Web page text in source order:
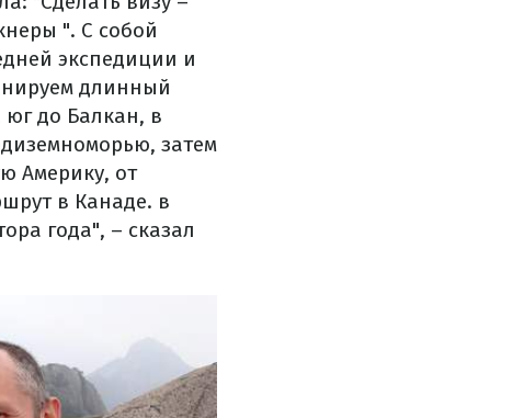
". С собой
экспедиции и
длинный
юг до Балкан, в
затем
Америку, от
в Канаде. в
года", – сказал